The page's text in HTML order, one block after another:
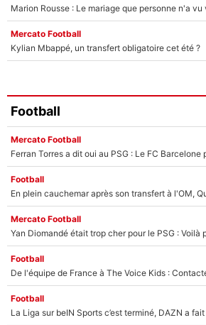
Marion Rousse : Le mariage que personne n'a vu
Mercato Football
Kylian Mbappé, un transfert obligatoire cet été ?
Football
Mercato Football
Football
Mercato Football
Football
Football